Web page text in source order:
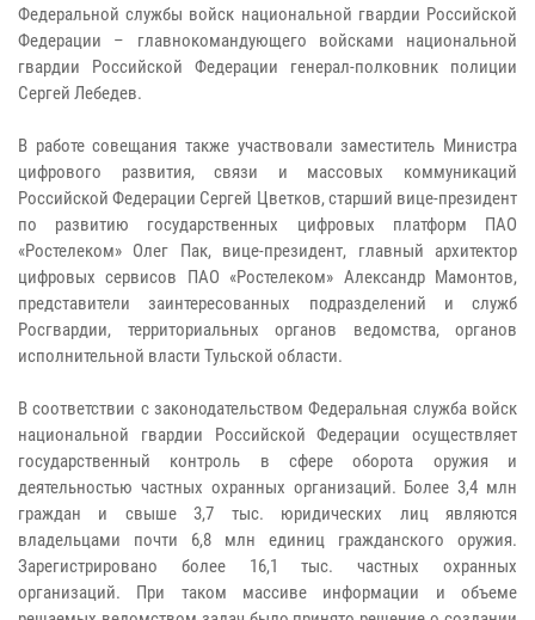
Федеральной службы войск национальной гвардии Российской
Федерации – главнокомандующего войсками национальной
гвардии Российской Федерации генерал-полковник полиции
Сергей Лебедев.
В работе совещания также участвовали заместитель Министра
цифрового развития, связи и массовых коммуникаций
Российской Федерации Сергей Цветков, старший вице-президент
по развитию государственных цифровых платформ ПАО
«Ростелеком» Олег Пак, вице-президент, главный архитектор
цифровых сервисов ПАО «Ростелеком» Александр Мамонтов,
представители заинтересованных подразделений и служб
Росгвардии, территориальных органов ведомства, органов
исполнительной власти Тульской области.
В соответствии с законодательством Федеральная служба войск
национальной гвардии Российской Федерации осуществляет
государственный контроль в сфере оборота оружия и
деятельностью частных охранных организаций. Более 3,4 млн
граждан и свыше 3,7 тыс. юридических лиц являются
владельцами почти 6,8 млн единиц гражданского оружия.
Зарегистрировано более 16,1 тыс. частных охранных
организаций. При таком массиве информации и объеме